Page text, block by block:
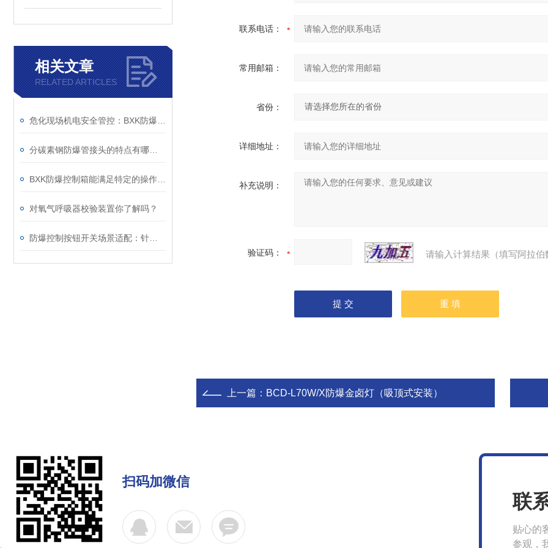
相关文章
RELATED ARTICLES
对氧气呼吸器校验装置你了解吗？
联系电话：
常用邮箱：
省份：
详细地址：
补充说明：
验证码： 请输入计算结果（填写阿拉
上一篇： BCD-L70W/X防爆金卤灯（吸顶式安装）
扫码加微信
联
贴心的
参观，